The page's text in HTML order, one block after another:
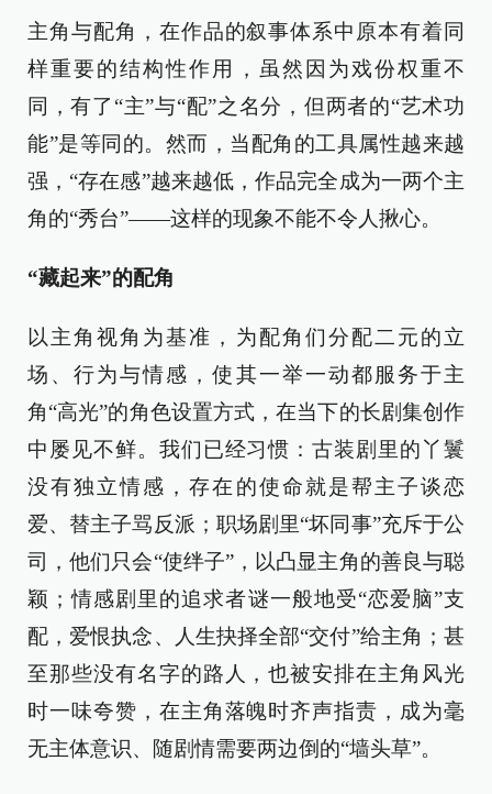
主角与配角，在作品的叙事体系中原本有着同
样重要的结构性作用，虽然因为戏份权重不
同，有了“主”与“配”之名分，但两者的“艺术功
能”是等同的。然而，当配角的工具属性越来越
强，“存在感”越来越低，作品完全成为一两个主
角的“秀台”——这样的现象不能不令人揪心。
“藏起来”的配角
以主角视角为基准，为配角们分配二元的立
场、行为与情感，使其一举一动都服务于主
角“高光”的角色设置方式，在当下的长剧集创作
中屡见不鲜。我们已经习惯：古装剧里的丫鬟
没有独立情感，存在的使命就是帮主子谈恋
爱、替主子骂反派；职场剧里“坏同事”充斥于公
司，他们只会“使绊子”，以凸显主角的善良与聪
颖；情感剧里的追求者谜一般地受“恋爱脑”支
配，爱恨执念、人生抉择全部“交付”给主角；甚
至那些没有名字的路人，也被安排在主角风光
时一味夸赞，在主角落魄时齐声指责，成为毫
无主体意识、随剧情需要两边倒的“墙头草”。